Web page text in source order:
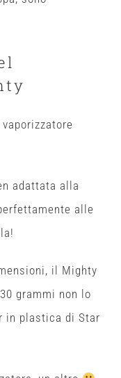
adattata alla
alle
il Mighty
grammi non lo
in plastica di Star